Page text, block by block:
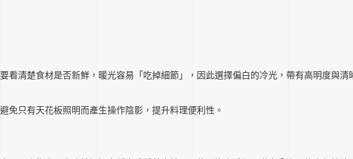
看清楚食材是否新鮮，暖光容易「吃掉細節」，因此選擇偏白的冷光，帶有高明度與清
免只有天花板照明而產生操作陰影，提升料理便利性。